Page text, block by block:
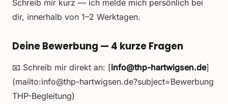
Schreib mir kurz — ich melde mich persönlich bei
dir, innerhalb von 1–2 Werktagen.
Deine Bewerbung — 4 kurze Fragen
📧 Schreib mir direkt an: [info@thp-hartwigsen.de]
(mailto:info@thp-hartwigsen.de?subject=Bewerbung
THP-Begleitung)